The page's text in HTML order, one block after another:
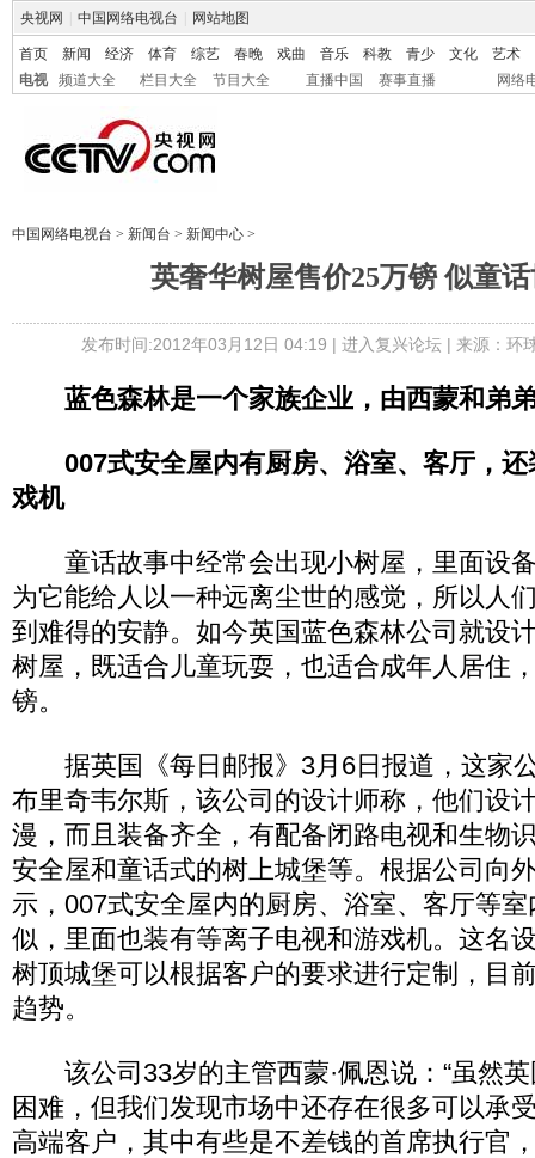
央视网 中国网络电视台 网站地图
首页 新闻 经济 体育 综艺 春晚 戏曲 音乐 科教 青少 文化
艺术
电视
频道大全 栏目大全 节目大全 直播中国 赛事直播 网络
中国网络电视台 > 新闻台 > 新闻中心 >
英奢华树屋售价25万镑 似童
发布时间:2012年03月12日 04:19 | 进入复兴论坛| 来源
蓝色森林是一个家族企业 ，由西蒙和弟
007式安全屋内有厨房、浴室、客厅，
戏机
童话故事中经常会出现小树屋，里面设
为它能给人以一种远离尘世的感觉，所以人
到难得的安静。如今英国蓝色森林公司就设
树屋，既适合儿童玩耍，也适合成年人居住
镑。
据英国《每日邮报》3月6日报道，这家
布里奇韦尔斯，该公司的设计师称，他们设
漫，而且装备齐全，有配备闭路电视和生物
安全屋和童话式的树上城堡等。根据公司向
示，007式安全屋内的厨房、浴室、客厅等
似，里面也装有等离子电视和游戏机。这名
树顶城堡可以根据客户的要求进行定制，目
趋势。
该公司33岁的主管西蒙·佩恩说：“虽然英
困难，但我们发现市场中还存在很多可以承
高端客户，其中有些是不差钱的首席执行官